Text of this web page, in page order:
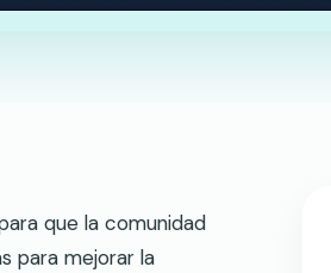
que la comunidad
para mejorar la